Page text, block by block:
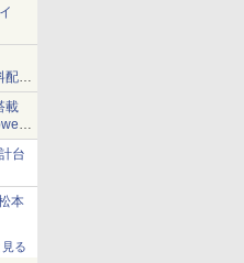
配信
載
台
本
見る